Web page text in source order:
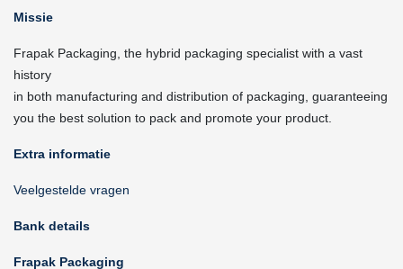
Missie
Frapak Packaging, the hybrid packaging specialist with a vast
history
in both manufacturing and distribution of packaging, guaranteeing
you the best solution to pack and promote your product.
Extra informatie
Veelgestelde vragen
Bank details
Frapak Packaging